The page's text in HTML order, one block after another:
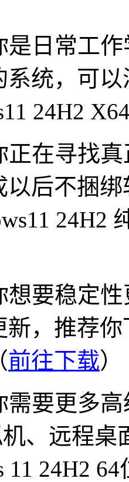
日常工作
系统，可
24H2
寻找真
以后不捆
24H2
要稳定性
，推荐你
前往下载）
更多高
、远程
11 24H2